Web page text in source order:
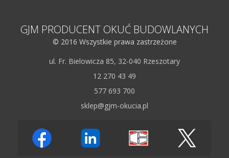
GJM PRODUCENT OKUĆ BUDOWLANYCH
© 2016 Wszystkie prawa zastrzeżone
ul. Fr. Bielowicza 85, 32-040 Rzeszotary
12 270 43 49
577 693 700
sklep@gjm-okucia.pl